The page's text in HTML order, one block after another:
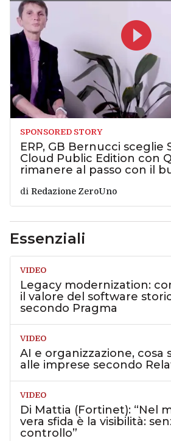
SPONSORED STORY
ERP, GB Bernucci sceglie
Cloud Public Edition con
rimanere al passo con il
di Redazione ZeroUno
Essenziali
VIDEO
Legacy modernization:
il valore del software
secondo Pragma
VIDEO
AI e organizzazione, cosa
alle imprese secondo
VIDEO
Di Mattia (Fortinet): “Nel
vera sfida è la visibilità:
controllo”